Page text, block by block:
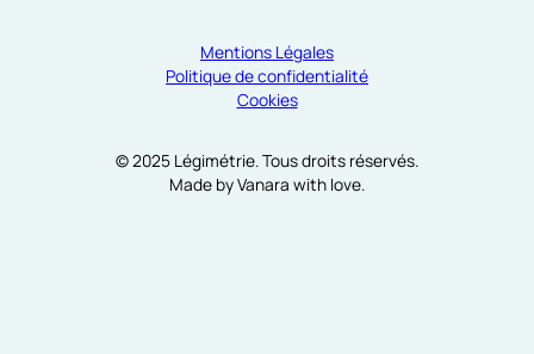
© 2025 Légimétrie. Tous droits réservés.
Made by Vanara with love.
Mentions Légales
Politique de confidentialité
Cookies